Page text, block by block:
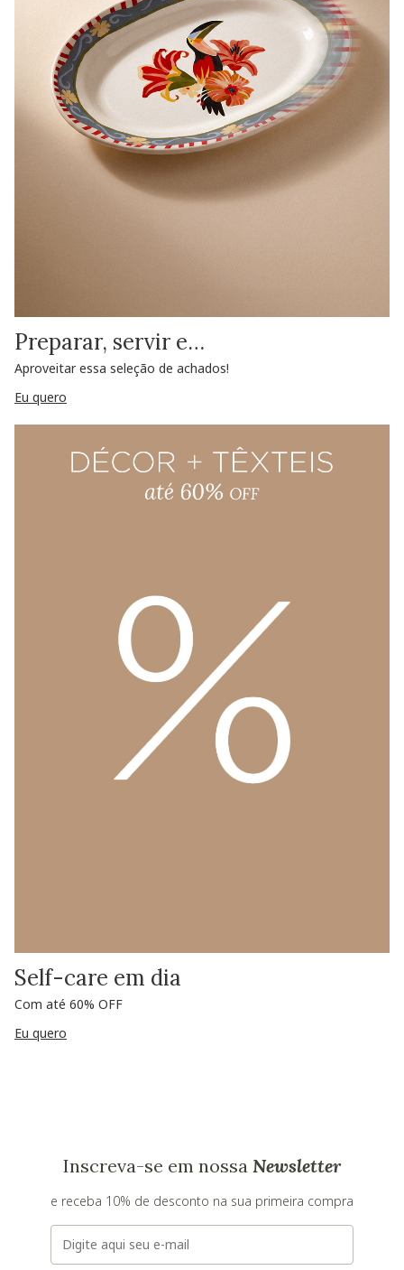
Preparar, servir e…
Aproveitar essa seleção de achados!
Eu quero
Self-care em dia
Com até 60% OFF
Eu quero
Inscreva-se em nossa Newsletter
e receba 10% de desconto na sua primeira compra
E-mail